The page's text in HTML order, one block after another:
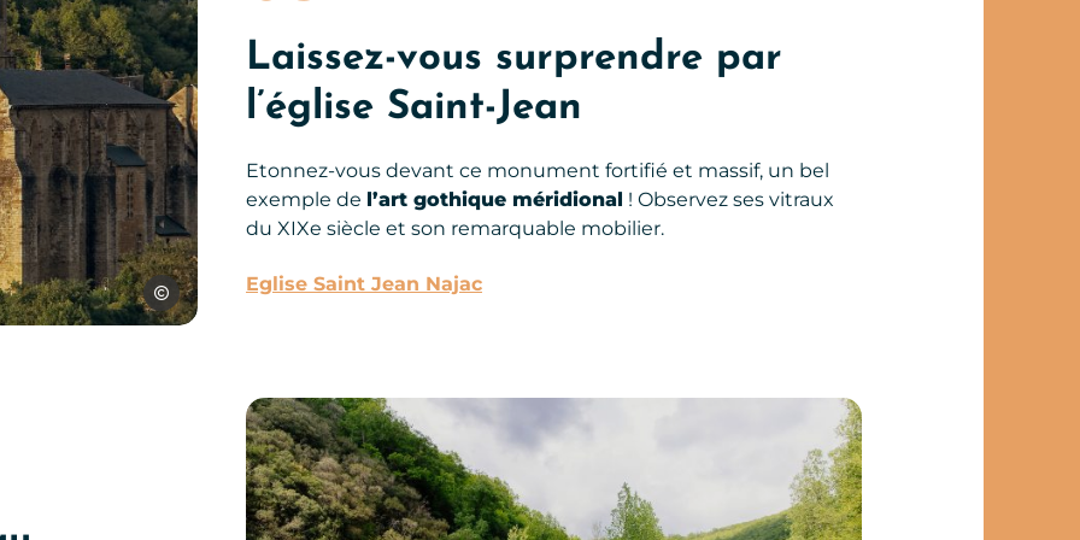
Laissez-vous surprendre par
l’église Saint-Jean
Etonnez-vous devant ce monument fortifié et massif, un bel
exemple de l’art gothique méridional ! Observez ses vitraux
du XIXe siècle et son remarquable mobilier.
Eglise Saint Jean Najac
D.Viet – CRTL Occitanie
Que faire à Najac ?, © Les Conteurs